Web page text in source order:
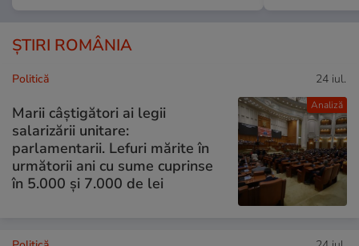
ȘTIRI ROMÂNIA
Analiză
Politică 24 iul.
Marii câștigători ai legii
salarizării unitare:
parlamentarii. Lefuri mărite în
următorii ani cu sume cuprinse
în 5.000 și 7.000 de lei